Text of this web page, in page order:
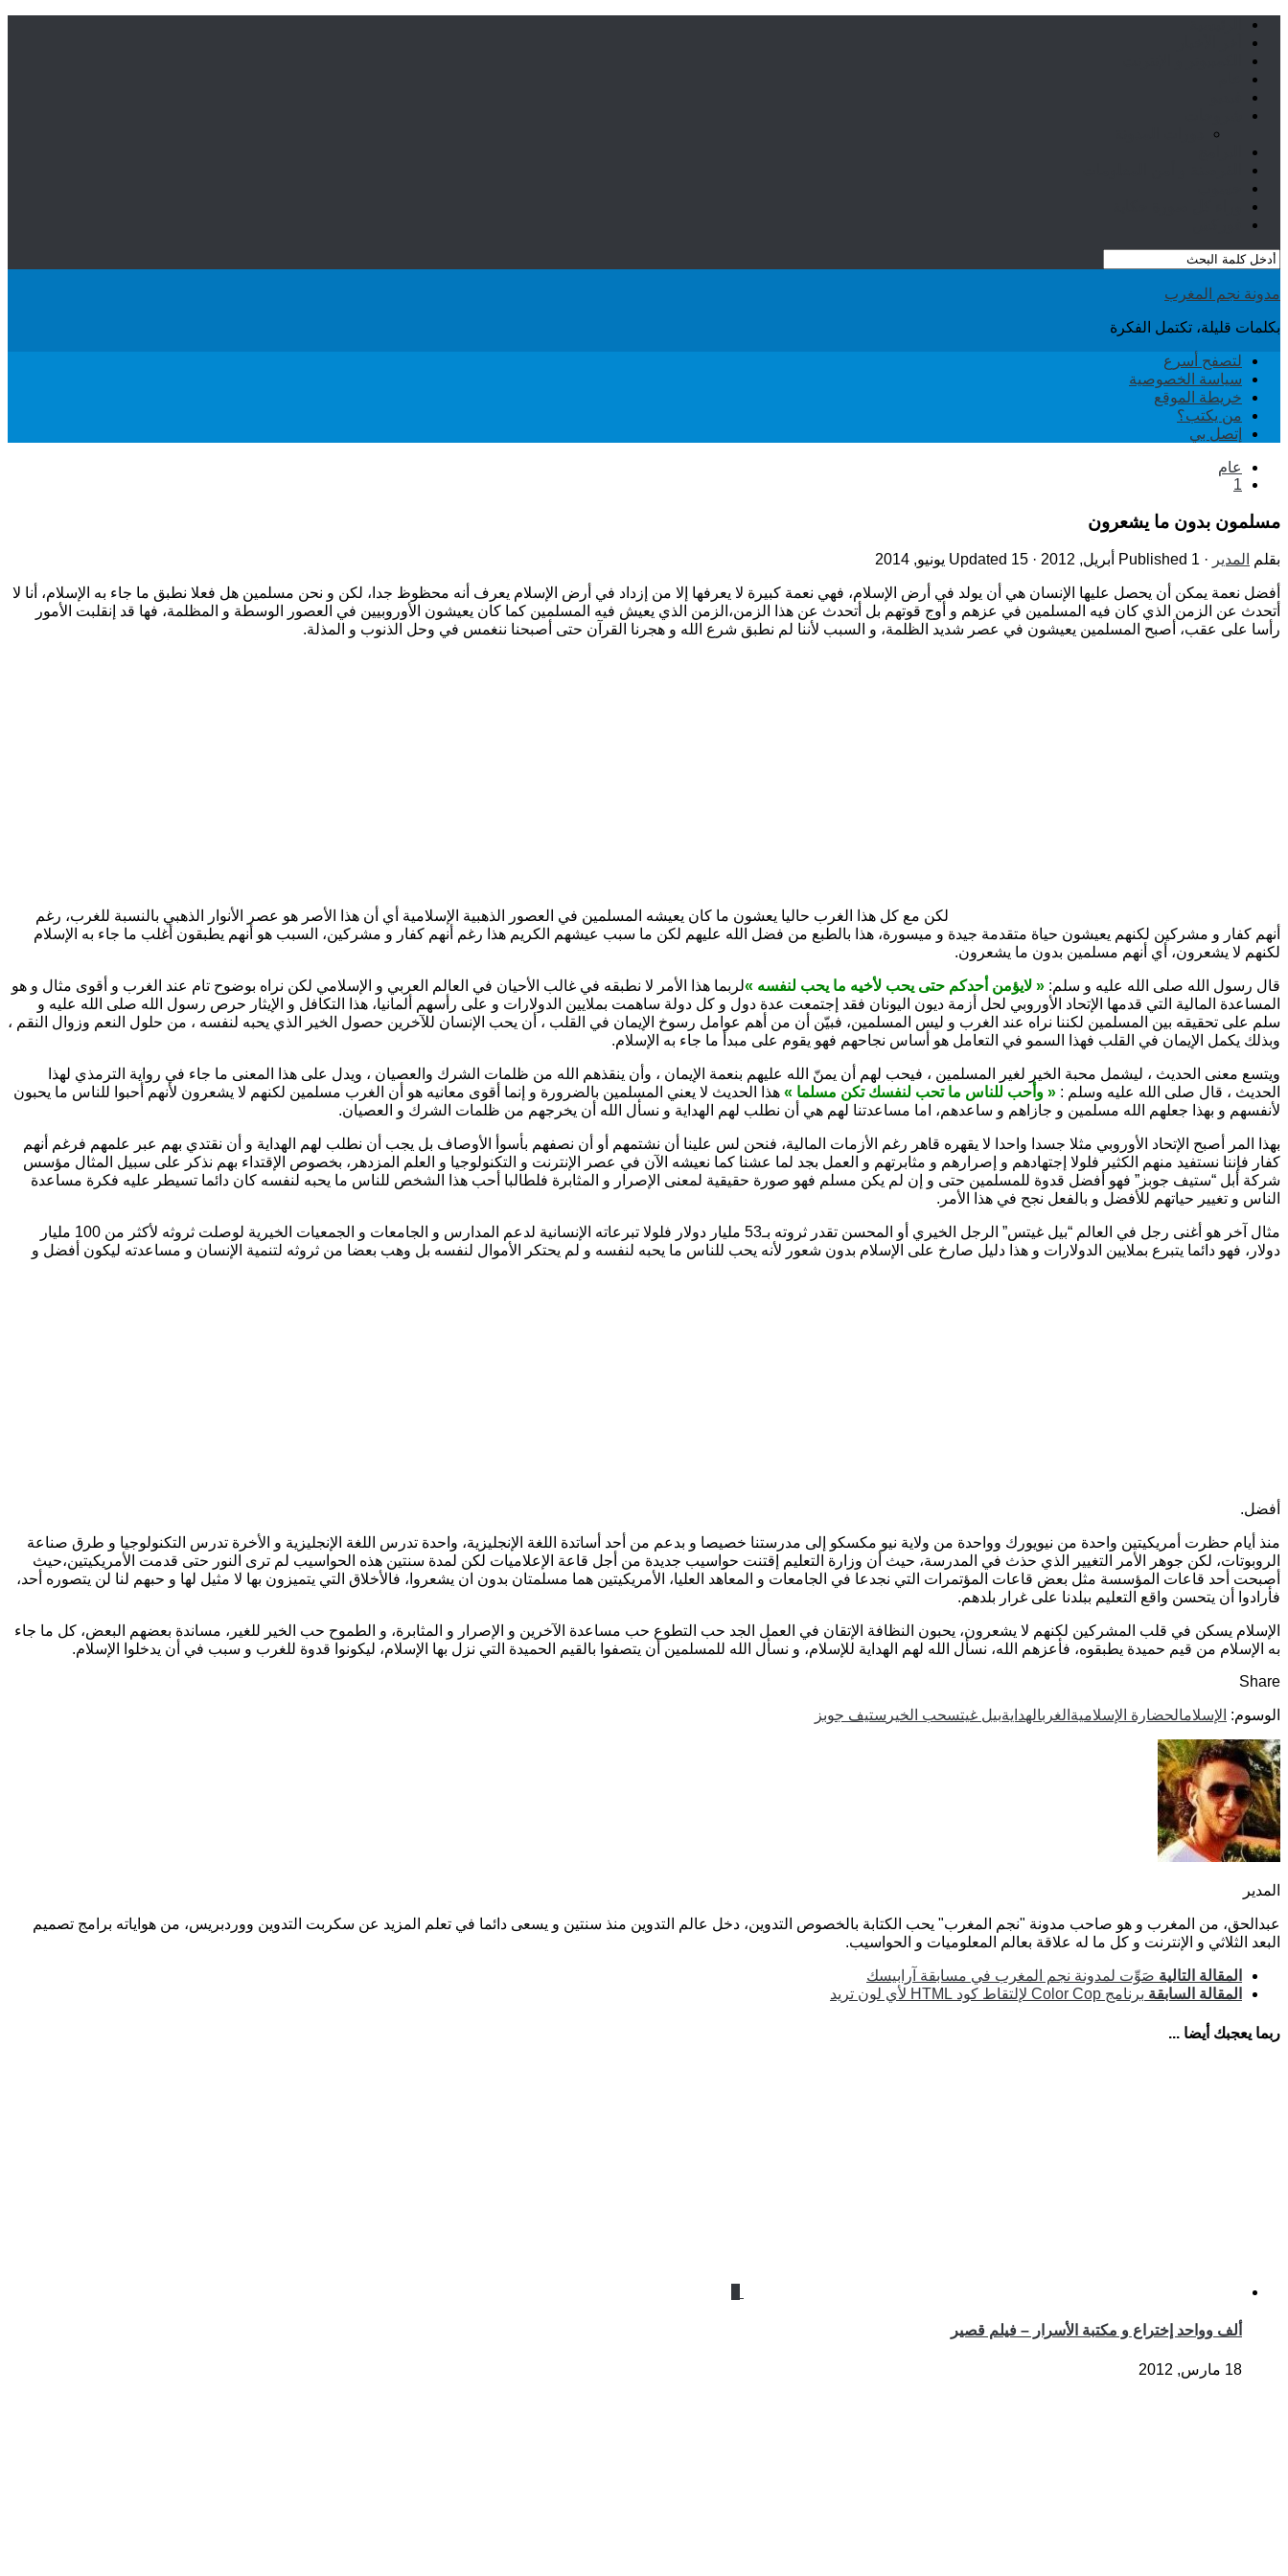
مدونة نجم المغرب
بكلمات قليلة، تكتمل الفكرة
لتصفح أسرع
سياسة الخصوصية
خريطة الموقع
من يكتب؟
إتصل بي
عام
1
مسلمون بدون ما يشعرون
بقلم المدير · Published 1 أبريل, 2012 · Updated 15 يونيو, 2014
أفضل نعمة يمكن أن يحصل عليها الإنسان هي أن يولد في أرض الإسلام، فهي نعمة كبيرة لا يعرفها إلا من إزداد في أرض الإسلام يعرف أنه محظوظ جدا، لكن و نحن مسلمين هل فعلا نطبق ما جاء به الإسلام، أنا لا
أتحدث عن الزمن الذي كان فيه المسلمين في عزهم و أوج قوتهم بل أتحدث عن هذا الزمن،الزمن الذي يعيش فيه المسلمين كما كان يعيشون الأوروبيين في العصور الوسطة و المظلمة، فها قد إنقلبت الأمور
رأسا على عقب، أصبح المسلمين يعيشون في عصر شديد الظلمة، و السبب لأننا لم نطبق شرع الله و هجرنا القرآن حتى أصبحنا ننغمس في وحل الذنوب و المذلة.
لكن مع كل هذا الغرب حاليا يعشون ما كان يعيشه المسلمين في العصور الذهبية الإسلامية أي أن هذا الأصر هو عصر الأنوار الذهبي بالنسبة للغرب، رغم
أنهم كفار و مشركين لكنهم يعيشون حياة متقدمة جيدة و ميسورة، هذا بالطبع من فضل الله عليهم لكن ما سبب عيشهم الكريم هذا رغم أنهم كفار و مشركين، السبب هو أنهم يطبقون أغلب ما جاء به الإسلام
لكنهم لا يشعرون، أي أنهم مسلمين بدون ما يشعرون.
قال رسول الله صلى الله عليه و سلم: « لايؤمن أحدكم حتى يحب لأخيه ما يحب لنفسه »لربما هذا الأمر لا نطبقه في غالب الأحيان في العالم العربي و الإسلامي لكن نراه بوضوح تام عند الغرب و أقوى مثال و هو
المساعدة المالية التي قدمها الإتحاد الأوروبي لحل أزمة ديون اليونان فقد إجتمعت عدة دول و كل دولة ساهمت بملايين الدولارات و على رأسهم ألمانيا، هذا التكافل و الإيثار حرص رسول الله صلى الله عليه و
سلم على تحقيقه بين المسلمين لكننا نراه عند الغرب و ليس المسلمين، فبيّن أن من أهم عوامل رسوخ الإيمان في القلب ، أن يحب الإنسان للآخرين حصول الخير الذي يحبه لنفسه ، من حلول النعم وزوال النقم ،
وبذلك يكمل الإيمان في القلب فهذا السمو في التعامل هو أساس نجاحهم فهو يقوم على مبدأ ما جاء به الإسلام.
ويتسع معنى الحديث ، ليشمل محبة الخير لغير المسلمين ، فيحب لهم أن يمنّ الله عليهم بنعمة الإيمان ، وأن ينقذهم الله من ظلمات الشرك والعصيان ، ويدل على هذا المعنى ما جاء في رواية الترمذي لهذا
الحديث ، قال صلى الله عليه وسلم : « وأحب للناس ما تحب لنفسك تكن مسلما » هذا الحديث لا يعني المسلمين بالضرورة و إنما أقوى معانيه هو أن الغرب مسلمين لكنهم لا يشعرون لأنهم أحبوا للناس ما يحبون
لأنفسهم و بهذا جعلهم الله مسلمين و جازاهم و ساعدهم، اما مساعدتنا لهم هي أن نطلب لهم الهداية و نسأل الله أن يخرجهم من ظلمات الشرك و العصيان.
بهذا المر أصبح الإتحاد الأوروبي مثلا جسدا واحدا لا يقهره قاهر رغم الأزمات المالية، فنحن لس علينا أن نشتمهم أو أن نصفهم بأسوأ الأوصاف بل يجب أن نطلب لهم الهداية و أن نقتدي بهم عبر علمهم فرغم أنهم
كفار فإننا نستفيد منهم الكثير فلولا إجتهادهم و إصرارهم و مثابرتهم و العمل بجد لما عشنا كما نعيشه الآن في عصر الإنترنت و التكنولوجيا و العلم المزدهر، بخصوص الإقتداء بهم نذكر على سبيل المثال مؤسس
شركة أبل “ستيف جوبز” فهو أفضل قدوة للمسلمين حتى و إن لم يكن مسلم فهو صورة حقيقية لمعنى الإصرار و المثابرة فلطالبا أحب هذا الشخص للناس ما يحبه لنفسه كان دائما تسيطر عليه فكرة مساعدة
الناس و تغيير حياتهم للأفضل و بالفعل نجح في هذا الأمر.
مثال آخر هو أغنى رجل في العالم “بيل غيتس” الرجل الخيري أو المحسن تقدر ثروته بـ53 مليار دولار فلولا تبرعاته الإنسانية لدعم المدارس و الجامعات و الجمعيات الخيرية لوصلت ثروثه لأكثر من 100 مليار
دولار، فهو دائما يتبرع بملايين الدولارات و هذا دليل صارخ على الإسلام بدون شعور لأنه يحب للناس ما يحبه لنفسه و لم يحتكر الأموال لنفسه بل وهب بعضا من ثروثه لتنمية الإنسان و مساعدته ليكون أفضل و
أفضل.
منذ أيام حظرت أمريكيتين واحدة من نيويورك وواحدة من ولاية نيو مكسكو إلى مدرستنا خصيصا و بدعم من أحد أساتدة اللغة الإنجليزية، واحدة تدرس اللغة الإنجليزية و الأخرة تدرس التكنولوجيا و طرق صناعة
الروبوتات، لكن جوهر الأمر التغيير الذي حذث في المدرسة، حيث أن وزارة التعليم إقتنت حواسيب جديدة من أجل قاعة الإعلاميات لكن لمدة سنتين هذه الحواسيب لم ترى النور حتى قدمت الأمريكيتين،حيث
أصبحت أحد قاعات المؤسسة مثل بعض قاعات المؤتمرات التي نجدعا في الجامعات و المعاهد العليا، الأمريكيتين هما مسلمتان بدون ان يشعروا، فالأخلاق التي يتميزون بها لا مثيل لها و حبهم لنا لن يتصوره أحد،
فأرادوا أن يتحسن واقع التعليم ببلدنا على غرار بلدهم.
الإسلام يسكن في قلب المشركين لكنهم لا يشعرون، يحبون النظافة الإتقان في العمل الجد حب التطوع حب مساعدة الآخرين و الإصرار و المثابرة، و الطموح حب الخير للغير، مساندة بعضهم البعض، كل ما جاء
به الإسلام من قيم حميدة يطبقوه، فأعزهم الله، نسأل الله لهم الهداية للإسلام، و نسأل الله للمسلمين أن يتصفوا بالقيم الحميدة التي نزل بها الإسلام، ليكونوا قدوة للغرب و سبب في أن يدخلوا الإسلام.
Share
الوسوم: الإسلامالحضارة الإسلامية الغربالهدايةبيل غيتسحب الخير ستيف جوبز
المدير
عبدالحق، من المغرب و هو صاحب مدونة "نجم المغرب" يحب الكتابة بالخصوص التدوين، دخل عالم التدوين منذ سنتين و يسعى دائما في تعلم المزيد عن سكربت التدوين ووردبريس، من هواياته برامج تصميم
البعد الثلاثي و الإنترنت و كل ما له علاقة بعالم المعلوميات و الحواسيب.
المقالة التالية صَوِّت لمدونة نجم المغرب في مسابقة آرابيسك
المقالة السابقة برنامج Color Cop لإلتقاط كود HTML لأي لون تريد
ربما يعجبك أيضا ...
ألف وواحد إختراع و مكتبة الأسرار – فيلم قصير
18 مارس, 2012